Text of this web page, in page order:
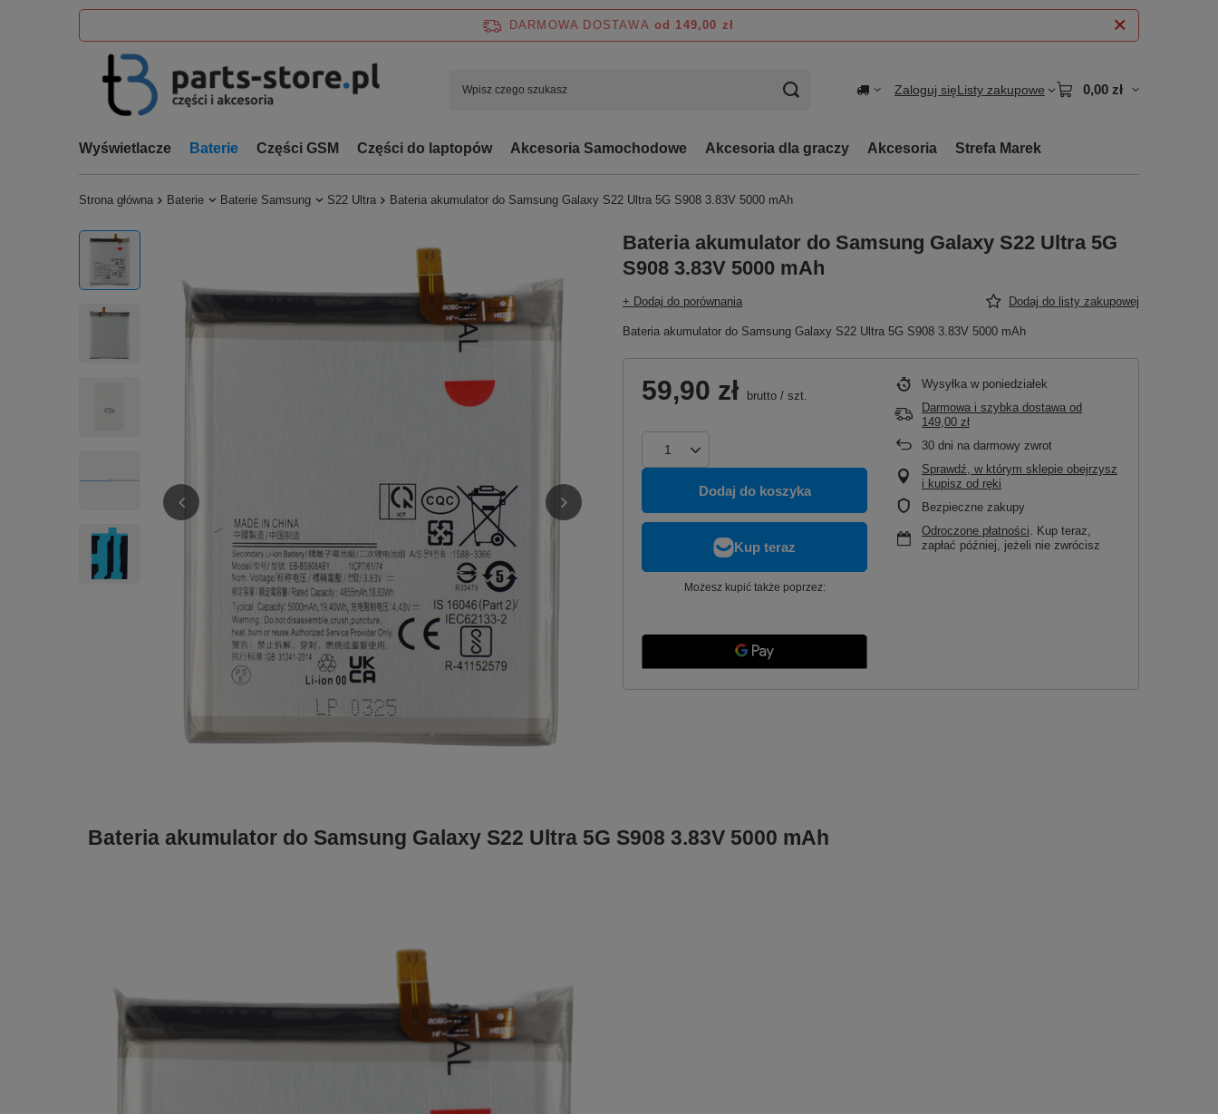
DARMOWA DOSTAWA od 149,00 zł
Zaloguj sięListy zakupowe 0,00 zł
Wyświetlacze Baterie Części GSM Części do laptopów Akcesoria Samochodowe Akcesoria dla graczy Akcesoria Strefa Marek
Strona główna Baterie Baterie Samsung S22 Ultra Bateria akumulator do Samsung Galaxy S22 Ultra 5G S908 3.83V 5000 mAh
Bateria akumulator do Samsung Galaxy S22 Ultra 5G
S908 3.83V 5000 mAh
+ Dodaj do porównania Dodaj do listy zakupowej
Bateria akumulator do Samsung Galaxy S22 Ultra 5G S908 3.83V 5000 mAh
59,90 zł brutto / szt.
Dodaj do koszyka
Możesz kupić także poprzez:
Wysyłka w poniedziałek
Darmowa i szybka dostawa od
149,00 zł
30 dni na darmowy zwrot
Sprawdź, w którym sklepie obejrzysz
i kupisz od ręki
Bezpieczne zakupy
Odroczone płatności. Kup teraz,
zapłać później, jeżeli nie zwrócisz
Bateria akumulator do Samsung Galaxy S22 Ultra 5G S908 3.83V 5000 mAh